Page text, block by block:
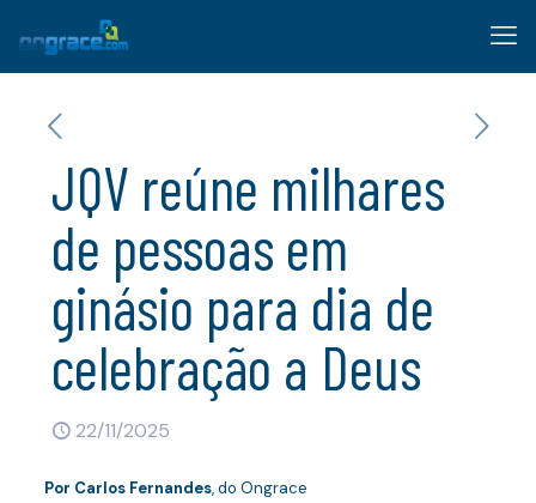
JQV reúne milhares
de pessoas em
ginásio para dia de
celebração a Deus
22/11/2025
Por Carlos Fernandes, do Ongrace